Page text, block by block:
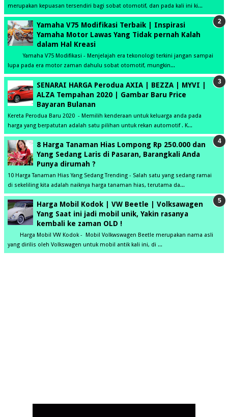
merupakan kepuasan tersendiri bagi sobat otomotif, dan pada kali ini ki...
Yamaha V75 Modifikasi Terbaik | Inspirasi
Yamaha Motor Lawas Yang Tidak pernah Kalah
dalam Hal Kreasi
Yamaha V75 Modifikasi - Menjelajah era tekonologi terkini jangan sampai
lupa pada era motor zaman dahulu sobat otomotif, mungkin...
SENARAI HARGA Perodua AXIA | BEZZA | MYVI |
ALZA Tempahan 2020 | Gambar Baru Price
Bayaran Bulanan
Kereta Perodua Baru 2020 - Memilih kenderaan untuk keluarga anda pada
harga yang berpatutan adalah satu pilihan untuk rekan automotif . K...
8 Harga Tanaman Hias Lompong Rp 250.000 dan
Yang Sedang Laris di Pasaran, Barangkali Anda
Punya dirumah ?
10 Harga Tanaman Hias Yang Sedang Trending - Salah satu yang sedang ramai
di sekeliling kita adalah naiknya harga tanaman hias, terutama da...
Harga Mobil Kodok | VW Beetle | Volksawagen
Yang Saat ini jadi mobil unik, Yakin rasanya
kembali ke zaman OLD !
Harga Mobil VW Kodok - Mobil Volkwswagen Beetle merupakan nama asli
yang dirilis oleh Volkswagen untuk mobil antik kali ini, di ...